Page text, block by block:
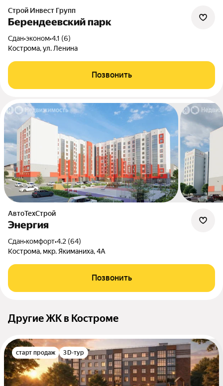
Строй Инвест Групп
Берендеевский парк
Сдан•эконом•4.1 (6)
Кострома, ул. Ленина
Позвонить
АвтоТехСтрой
Энергия
Сдан•комфорт•4.2 (64)
Кострома, мкр. Якиманиха, 4А
Позвонить
Другие ЖК в Костроме
старт продаж 3D-тур